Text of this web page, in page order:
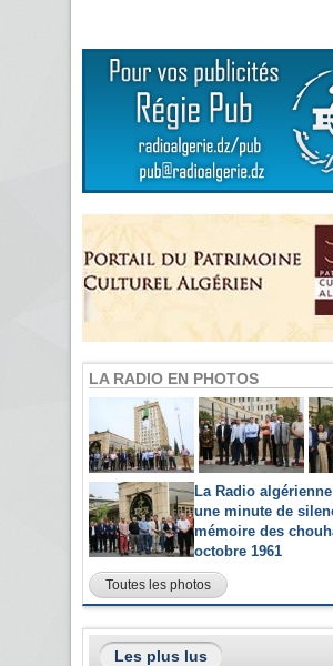
LA RADIO EN PHOTOS
La Radio
une minute de
mémoire des
octobre 1961
Toutes les photos
Les plus lus